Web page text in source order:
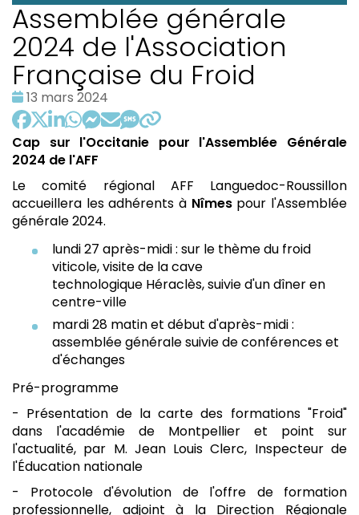
Assemblée générale
2024 de l'Association
Française du Froid
Date
:
13 mars 2024
Cap sur l'Occitanie pour l'Assemblée Générale
2024 de l'AFF
Le comité régional AFF Languedoc-Roussillon
accueillera les adhérents à Nîmespour l'Assemblée
générale 2024.
lundi 27 après-midi : sur le thème du froid
viticole, visite de la cave
technologique Héraclès, suivie d'un dîner en
centre-ville
mardi 28 matin et début d'après-midi :
assemblée générale suivie de conférences et
d'échanges
Pré-programme
- Présentation de la carte des formations "Froid"
dans l'académie de Montpellier et point sur
l'actualité, par M. Jean Louis Clerc, Inspecteur de
l'Éducation nationale
- Protocole d'évolution de l'offre de formation
professionnelle, adjoint à la Direction Régionale